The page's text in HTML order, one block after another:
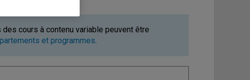
cours à contenu variable peuvent être
et programmes.